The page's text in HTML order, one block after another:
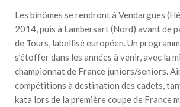
Les binômes se rendront à Vendargues
2014, puis à Lambersart (Nord) avant de
de Tours, labellisé européen. Un
s’étoffer dans les années à venir, avec la
championnat de France juniors/seniors.
compétitions à destination des cadets,
kata lors de la première coupe de France